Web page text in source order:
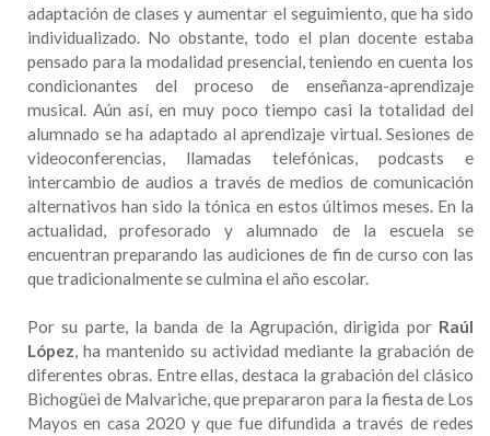
adaptación de clases y aumentar el seguimiento, que ha sido
individualizado. No obstante, todo el plan docente estaba
pensado para la modalidad presencial, teniendo en cuenta los
condicionantes del proceso de enseñanza-aprendizaje
musical. Aún así, en muy poco tiempo casi la totalidad del
alumnado se ha adaptado al aprendizaje virtual. Sesiones de
videoconferencias, llamadas telefónicas, podcasts e
intercambio de audios a través de medios de comunicación
alternativos han sido la tónica en estos últimos meses. En la
actualidad, profesorado y alumnado de la escuela se
encuentran preparando las audiciones de fin de curso con las
que tradicionalmente se culmina el año escolar.
Por su parte, la banda de la Agrupación, dirigida por Raúl
López, ha mantenido su actividad mediante la grabación de
diferentes obras. Entre ellas, destaca la grabación del clásico
Bichogüei de Malvariche, que prepararon para la fiesta de Los
Mayos en casa 2020 y que fue difundida a través de redes